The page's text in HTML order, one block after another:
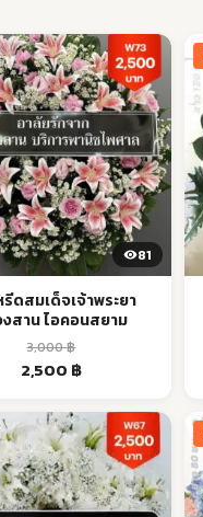
81
ดสมเด็จเจ้าพระยา
สาน ไอคอนสยาม
3,000฿
Original
3,000 ฿.
2,500 ฿Current
2,500 ฿.